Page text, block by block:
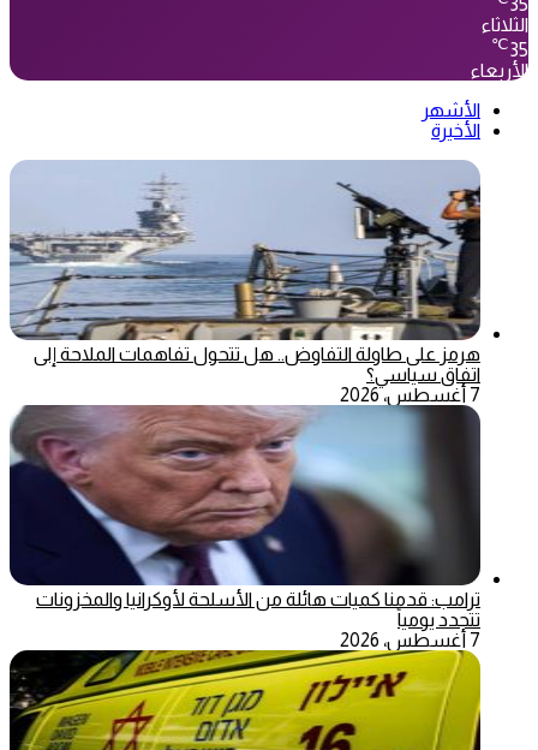
35
الثلاثاء
35
℃
الأربعاء
الأشهر
الأخيرة
هرمز على طاولة التفاوض.. هل تتحول تفاهمات الملاحة إلى
اتفاق سياسي؟
7 أغسطس، 2026
ترامب: قدمنا كميات هائلة من الأسلحة لأوكرانيا والمخزونات
تتجدد يومياً
7 أغسطس، 2026